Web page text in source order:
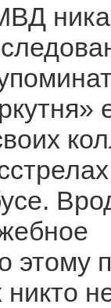
этому
никто